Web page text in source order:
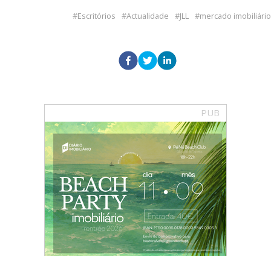
Escritórios Actualidade JLL mercado imobiliário
PUB